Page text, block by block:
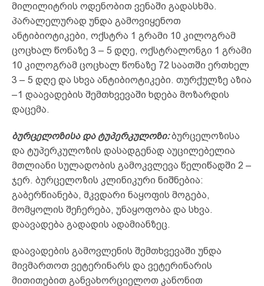
მილილიტრის ოდენობით ვენაში გადასხმა.
პარალელურად უნდა გამოვიყენოთ
ანტიბიოტიკები, ოქსტრა 1 გრამი 10 კილოგრამ
ცოცხალ წონაზე 3 – 5 დღე, ოქსტრალონგი 1 გრამი
10 კილოგრამ ცოცხალ წონაზე 72 საათში ერთხელ
3 – 5 დღე და სხვა ანტიბიოტიკები. თურქულზე აზია
–1 დაავადების შემთხვევაში ხდება მოზარდის
დაცემა.
ბურცელოზისა და ტუპერკულოზი:ბურცელოზისა
და ტუპერკულოზის დასადგენად აუცილებელია
მთლიანი სულადობის გამოკვლევა წელიწადში 2 –
ჯერ. ბურცელოზის კლინიკური ნიშნებია:
გაბერწიანება, მკვდარი ნაყოფის მოგება,
მომყოლის შეჩერება, უნაყოფობა და სხვა.
დაავადება გადადის ადამიანზეც.
დაავადების გამოვლენის შემთხვევაში უნდა
მივმართოთ ვეტერინარს და ვეტერინარის
მითითებით განვახორციელოთ კანონით